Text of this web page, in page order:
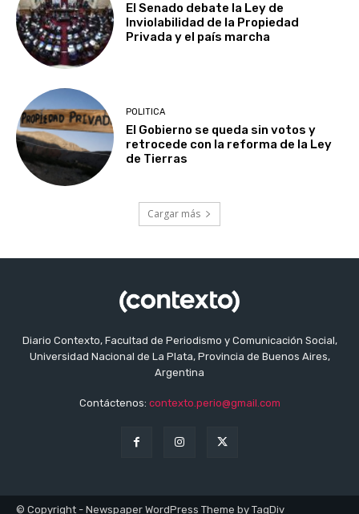
El Senado debate la Ley de
Inviolabilidad de la Propiedad
Privada y el país marcha
POLITICA
El Gobierno se queda sin votos y
retrocede con la reforma de la Ley
de Tierras
Cargar más
Diario Contexto, Facultad de Periodismo y Comunicación Social,
Universidad Nacional de La Plata, Provincia de Buenos Aires,
Argentina
Contáctenos: contexto.perio@gmail.com
© Copyright - Newspaper WordPress Theme by TagDiv